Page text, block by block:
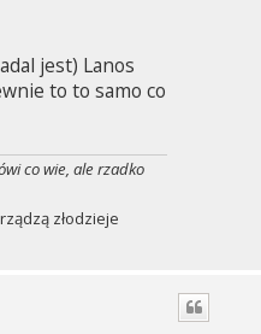
jest) Lanos
to to samo co
co wie, ale rzadko
złodzieje